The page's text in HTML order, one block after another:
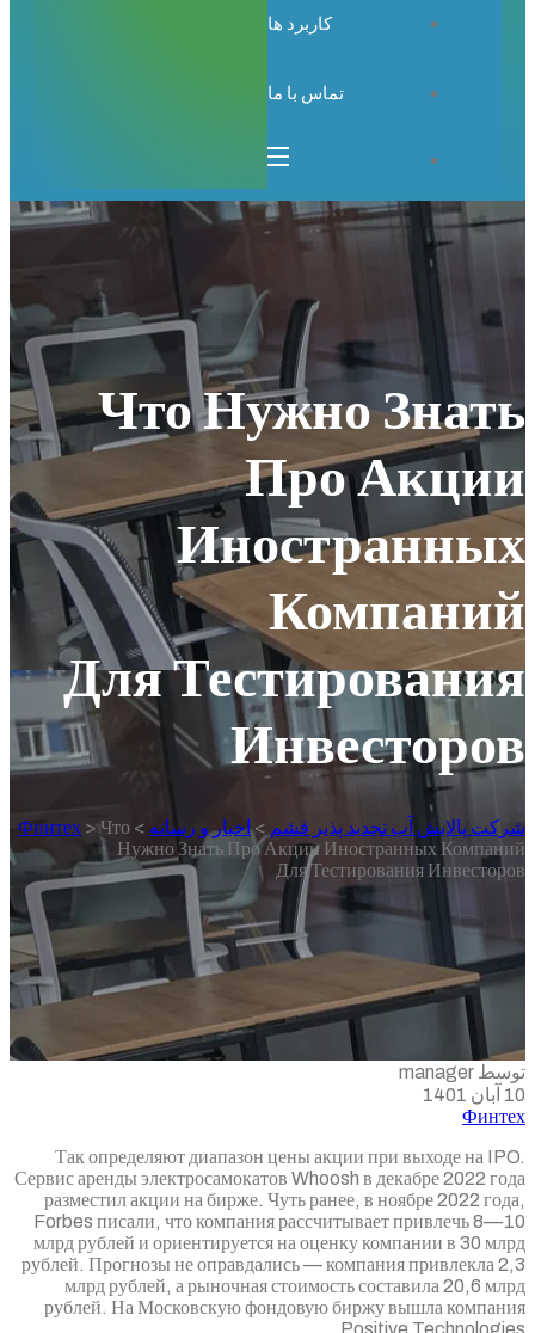
کاربرد ها
تماس با ما
Что Нужно
Про
Для
پذیر قشم >اخبار و رسانه>
Финтех>Что
Нужно Знать Про Акции
Для
Так определяют диапазон цены акции
Сервис аренды электросамокатов Whoosh в
разместил акции на бирже. Чуть ранее, в
Forbes писали, что компания
млрд рублей и ориентируется на оценку
рублей. Прогнозы не оправдались —
млрд рублей, а рыночная стоимость
рублей. На Московскую фондовую биржу